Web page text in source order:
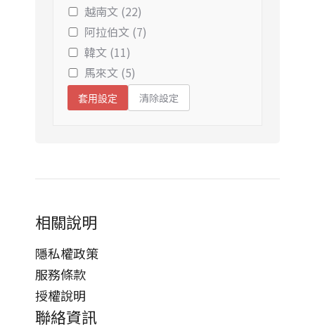
越南文 (22)
阿拉伯文 (7)
韓文 (11)
馬來文 (5)
套用設定 清除設定
相關說明
隱私權政策
服務條款
授權說明
聯絡資訊